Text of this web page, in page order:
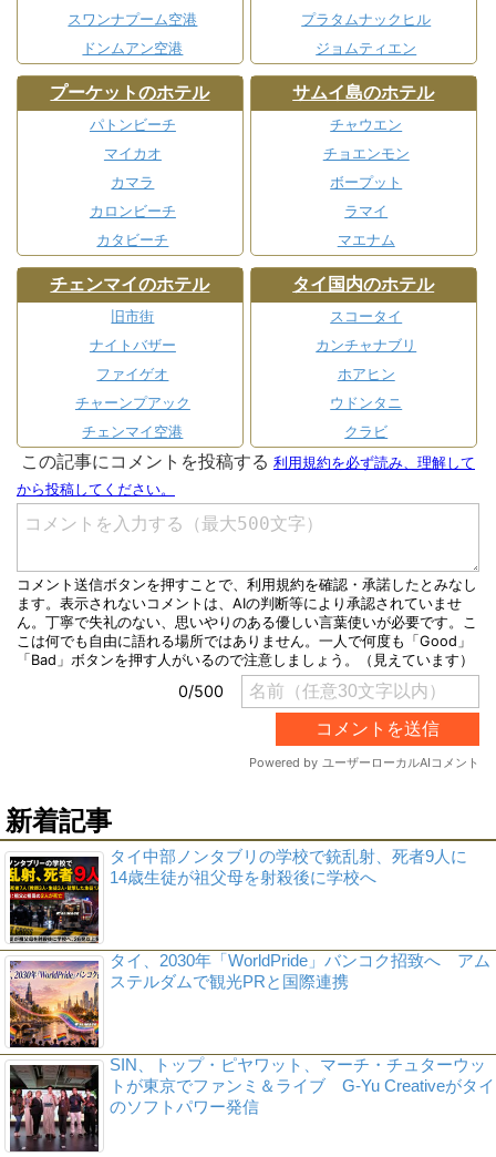
スワンナプーム空港
ドンムアン空港
プラタムナックヒル
ジョムティエン
プーケットのホテル
パトンビーチ
マイカオ
カマラ
カロンビーチ
カタビーチ
サムイ島のホテル
チャウエン
チョエンモン
ボープット
ラマイ
マエナム
チェンマイのホテル
旧市街
ナイトバザー
ファイゲオ
チャーンプアック
チェンマイ空港
タイ国内のホテル
スコータイ
カンチャナブリ
ホアヒン
ウドンタニ
クラビ
新着記事
タイ中部ノンタブリの学校で銃乱射、死者9人に
14歳生徒が祖父母を射殺後に学校へ
タイ、2030年「WorldPride」バンコク招致へ アム
ステルダムで観光PRと国際連携
SIN、トップ・ピヤワット、マーチ・チュターウッ
トが東京でファンミ＆ライブ G-Yu Creativeがタイ
のソフトパワー発信